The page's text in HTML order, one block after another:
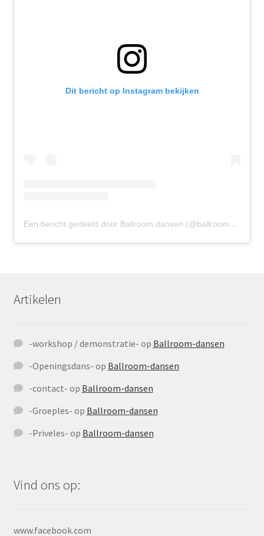
Dit bericht op Instagram bekijken
Een bericht gedeeld door Ballroom dansen (@ballroomdansen)
Artikelen
-workshop / demonstratie- op Ballroom-dansen
-Openingsdans- op Ballroom-dansen
-contact- op Ballroom-dansen
-Groeples- op Ballroom-dansen
-Priveles- op Ballroom-dansen
Vind ons op:
www.facebook.com